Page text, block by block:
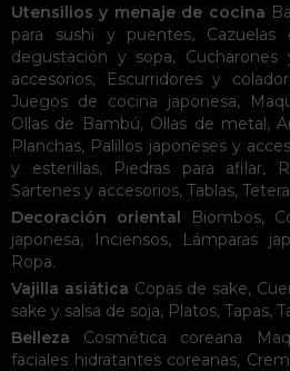
Utensilios y menaje de cocina
para sushi y puentes, Cazuelas
degustación y sopa, Cucharones
accesorios, Escurridores y
Juegos de cocina japonesa,
Ollas de Bambú, Ollas de metal,
Planchas, Palillos japoneses y
y esterillas, Piedras para afilar,
Sartenes y accesorios, Tablas,
Decoración oriental
Biombos,
japonesa, Inciensos, Lámparas
Ropa.
Vajilla asiática Copas de sake,
sake y salsa de soja, Platos, Tapas,
Belleza
Cosmética coreana
faciales hidratantes coreanas,